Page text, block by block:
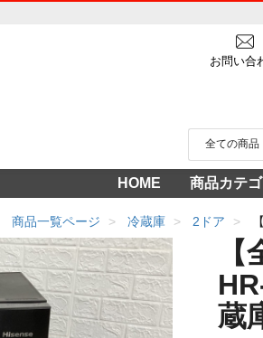
お問い合
HOME
商品カテ
中古家電
季節・空調
食洗機・
AV機器・
3年保証対
売り尽く
商品一覧ページ 冷蔵庫 2ドア
蔵